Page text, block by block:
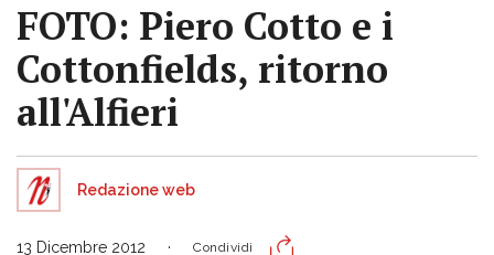
FOTO: Piero Cotto e i
Cottonfields, ritorno
all'Alfieri
Redazione web
13 Dicembre 2012 Condividi